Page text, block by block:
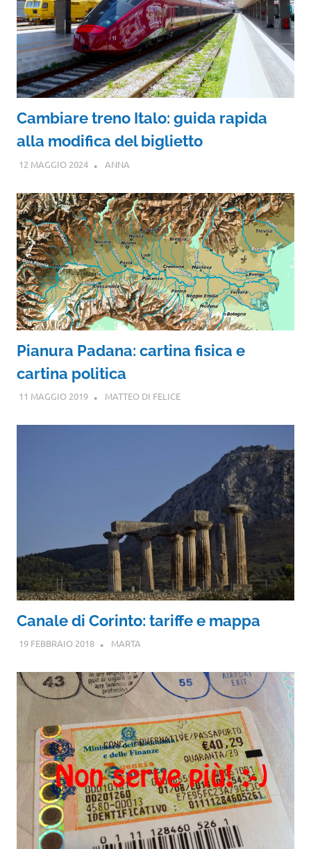
Cambiare treno Italo: guida rapida
alla modifica del biglietto
12 MAGGIO 2024 ANNA
Pianura Padana: cartina fisica e
cartina politica
11 MAGGIO 2019 MATTEO DI FELICE
Canale di Corinto: tariffe e mappa
19 FEBBRAIO 2018 MARTA